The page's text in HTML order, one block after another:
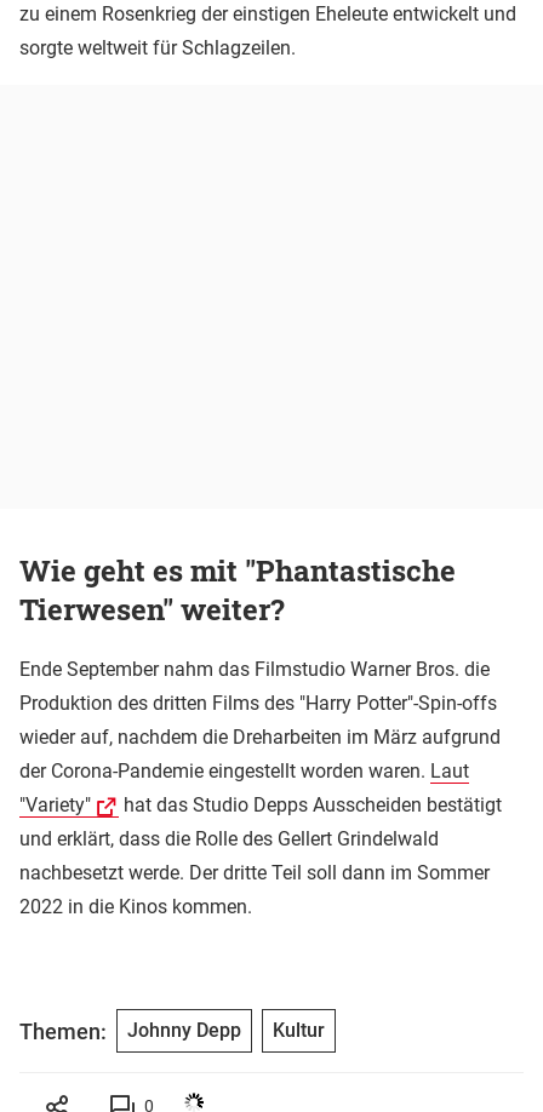
zu einem Rosenkrieg der einstigen Eheleute entwickelt und
sorgte weltweit für Schlagzeilen.
Wie geht es mit "Phantastische
Tierwesen" weiter?
Ende September nahm das Filmstudio Warner Bros. die
Produktion des dritten Films des "Harry Potter"-Spin-offs
wieder auf, nachdem die Dreharbeiten im März aufgrund
der Corona-Pandemie eingestellt worden waren. Laut
"Variety"
hat das Studio Depps Ausscheiden bestätigt
und erklärt, dass die Rolle des Gellert Grindelwald
nachbesetzt werde. Der dritte Teil soll dann im Sommer
2022 in die Kinos kommen.
Themen: Johnny Depp Kultur
0